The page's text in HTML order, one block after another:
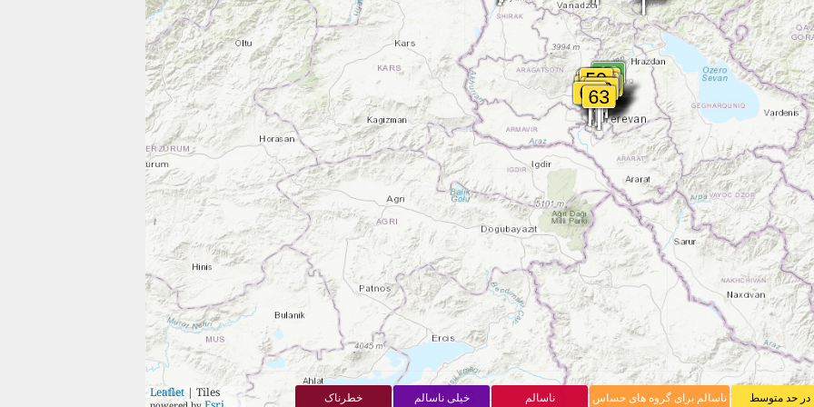
Leaflet | Tiles در حد متوسط ناسالم برای گروه های حساس ناسالم خیلی ناسالم خطرناک